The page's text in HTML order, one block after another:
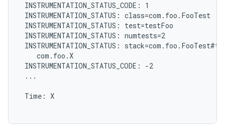
INSTRUMENTATION_STATUS_CODE: 1
INSTRUMENTATION_STATUS: class=com.foo.FooTest
INSTRUMENTATION_STATUS: test=testFoo
INSTRUMENTATION_STATUS: numtests=2
INSTRUMENTATION_STATUS:
    com.foo.X
INSTRUMENTATION_STATUS_CODE: -2
...
Time: X